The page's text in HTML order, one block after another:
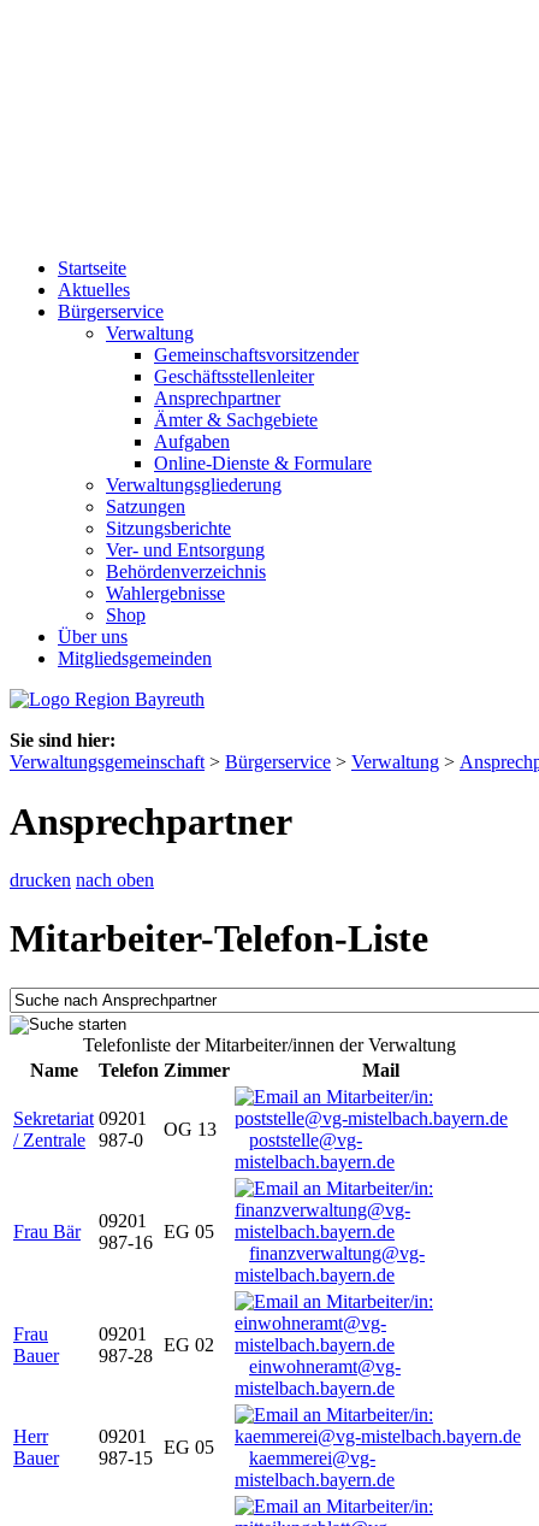
Startseite
Aktuelles
Bürgerservice
Verwaltung
Gemeinschaftsvorsitzender
Geschäftsstellenleiter
Ansprechpartner
Ämter & Sachgebiete
Aufgaben
Online-Dienste & Formulare
Verwaltungsgliederung
Satzungen
Sitzungsberichte
Ver- und Entsorgung
Behördenverzeichnis
Wahlergebnisse
Shop
Über uns
Mitgliedsgemeinden
Sie sind hier:
Verwaltungsgemeinschaft > Bürgerservice > Verwaltung >
Ansprechpartner
drucken nach oben
Mitarbeiter-Telefon-Liste
Telefonliste der Mitarbeiter/innen der Verwaltung
Name
Telefon Zimmer Mail
Sekretariat
/ Zentrale
09201
987-0
OG 13
poststelle@vg-
mistelbach.bayern.de
Frau Bär
09201
987-16
EG 05
finanzverwaltung@vg-
mistelbach.bayern.de
Frau
Bauer
09201
987-28
EG 02
einwohneramt@vg-
mistelbach.bayern.de
Herr
Bauer
09201
987-15
EG 05
kaemmerei@vg-
mistelbach.bayern.de